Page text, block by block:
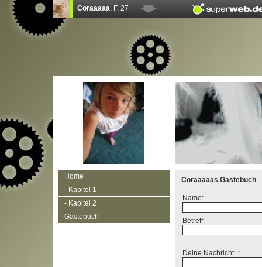
Home
- Kapitel 1
- Kapitel 2
Gästebuch
Coraaaaas Gästebuch
Name:
Betreff:
Deine Nachricht: *